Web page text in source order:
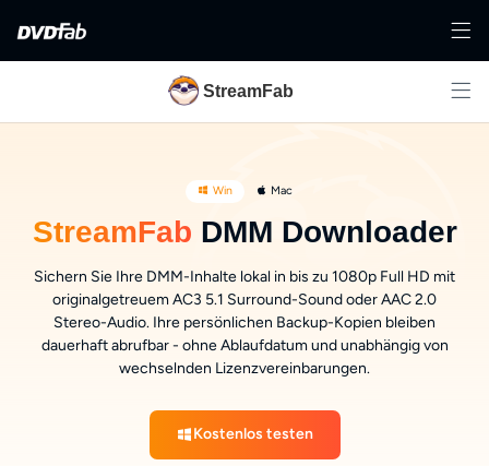
StreamFab
Win Mac
StreamFab DMM Downloader
Sichern Sie Ihre DMM-Inhalte lokal in bis zu 1080p Full HD mit
originalgetreuem AC3 5.1 Surround-Sound oder AAC 2.0
Stereo-Audio. Ihre persönlichen Backup-Kopien bleiben
dauerhaft abrufbar - ohne Ablaufdatum und unabhängig von
wechselnden Lizenzvereinbarungen.
Kostenlos testen